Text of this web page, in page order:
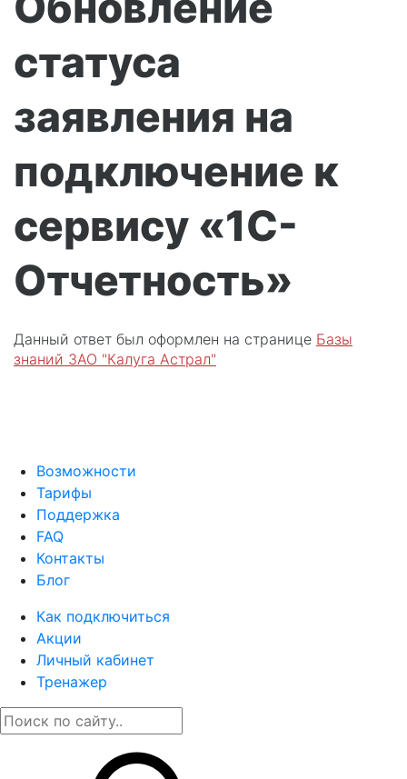
статуса
заявления на
подключение к
сервису «1С-
Отчетность»
Данный ответ был оформлен на странице Базы
знаний ЗАО "Калуга Астрал"
Возможности
Тарифы
Поддержка
FAQ
Контакты
Блог
Как подключиться
Акции
Личный кабинет
Тренажер